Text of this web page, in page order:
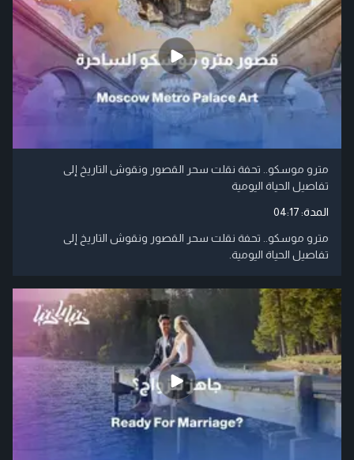
مترو موسكو.. تحفة نقلت سحر القصور ونقوش التاريخ إلى
تفاصيل الحياة اليومية
المدة:04:17
مترو موسكو.. تحفة نقلت سحر القصور ونقوش التاريخ إلى
تفاصيل الحياة اليومية.